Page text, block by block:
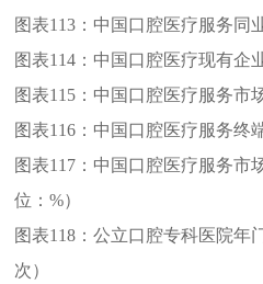
图表113： 中国口腔医疗服务同
图表114： 中国口腔医疗现有企
图表115： 中国口腔医疗服务市
图表116： 中国口腔医疗服务终
图表117： 中国口腔医疗服务市
位：%）
图表118：公立口腔专科医院年
次）